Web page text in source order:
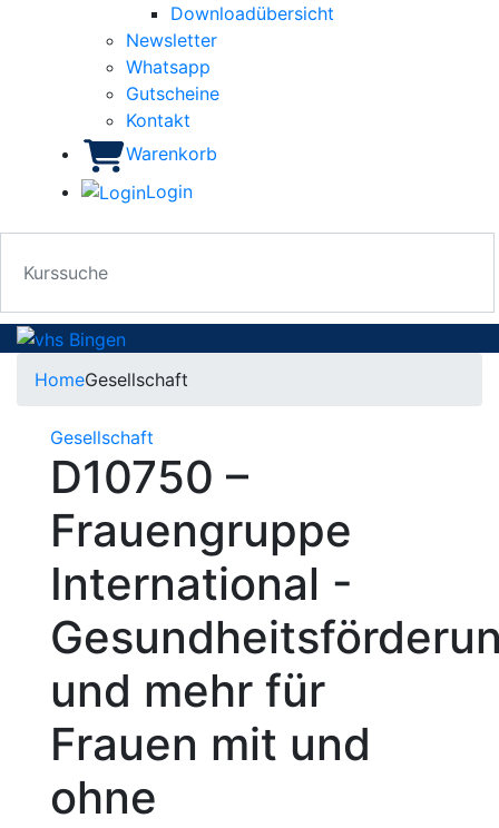
Downloadübersicht
Newsletter
Whatsapp
Gutscheine
Kontakt
Warenkorb
Login
HomeGesellschaft
Gesellschaft
D10750 –
Frauengruppe
International -
und mehr für
Frauen mit und
ohne